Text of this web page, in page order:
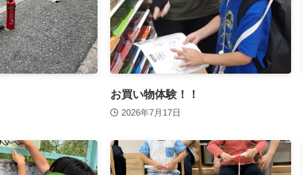
お買い物体験！！
2026年7月17日